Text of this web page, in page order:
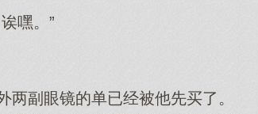
嘿。”
副眼镜的单已经被他先买了。